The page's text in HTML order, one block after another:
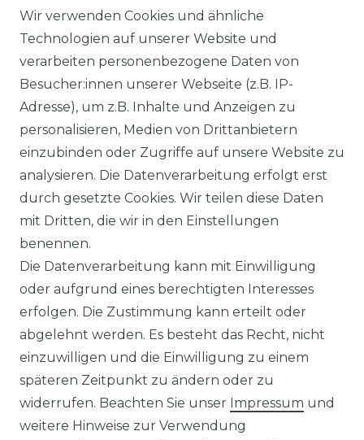
EUR EUR
FILTER
Impressum Daten­schutz­erklärung
Wir verwenden Cookies und ähnliche
Technologien auf unserer Website und
verarbeiten personenbezogene Daten von
Besucher:innen unserer Webseite (z.B. IP-
Adresse), um z.B. Inhalte und Anzeigen zu
personalisieren, Medien von Drittanbietern
einzubinden oder Zugriffe auf unsere Website zu
analysieren. Die Datenverarbeitung erfolgt erst
durch gesetzte Cookies. Wir teilen diese Daten
mit Dritten, die wir in den Einstellungen
benennen.
Die Datenverarbeitung kann mit Einwilligung
oder aufgrund eines berechtigten Interesses
erfolgen. Die Zustimmung kann erteilt oder
abgelehnt werden. Es besteht das Recht, nicht
einzuwilligen und die Einwilligung zu einem
späteren Zeitpunkt zu ändern oder zu
widerrufen. Beachten Sie unser Impressum und
weitere Hinweise zur Verwendung